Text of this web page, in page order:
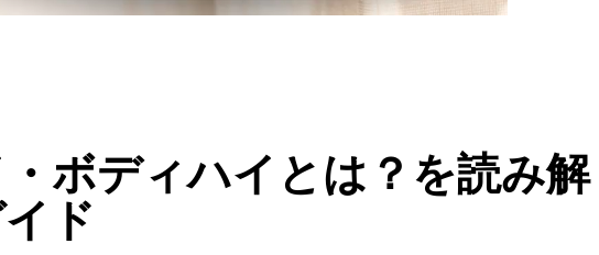
ボディハイとは？を読み解
ド